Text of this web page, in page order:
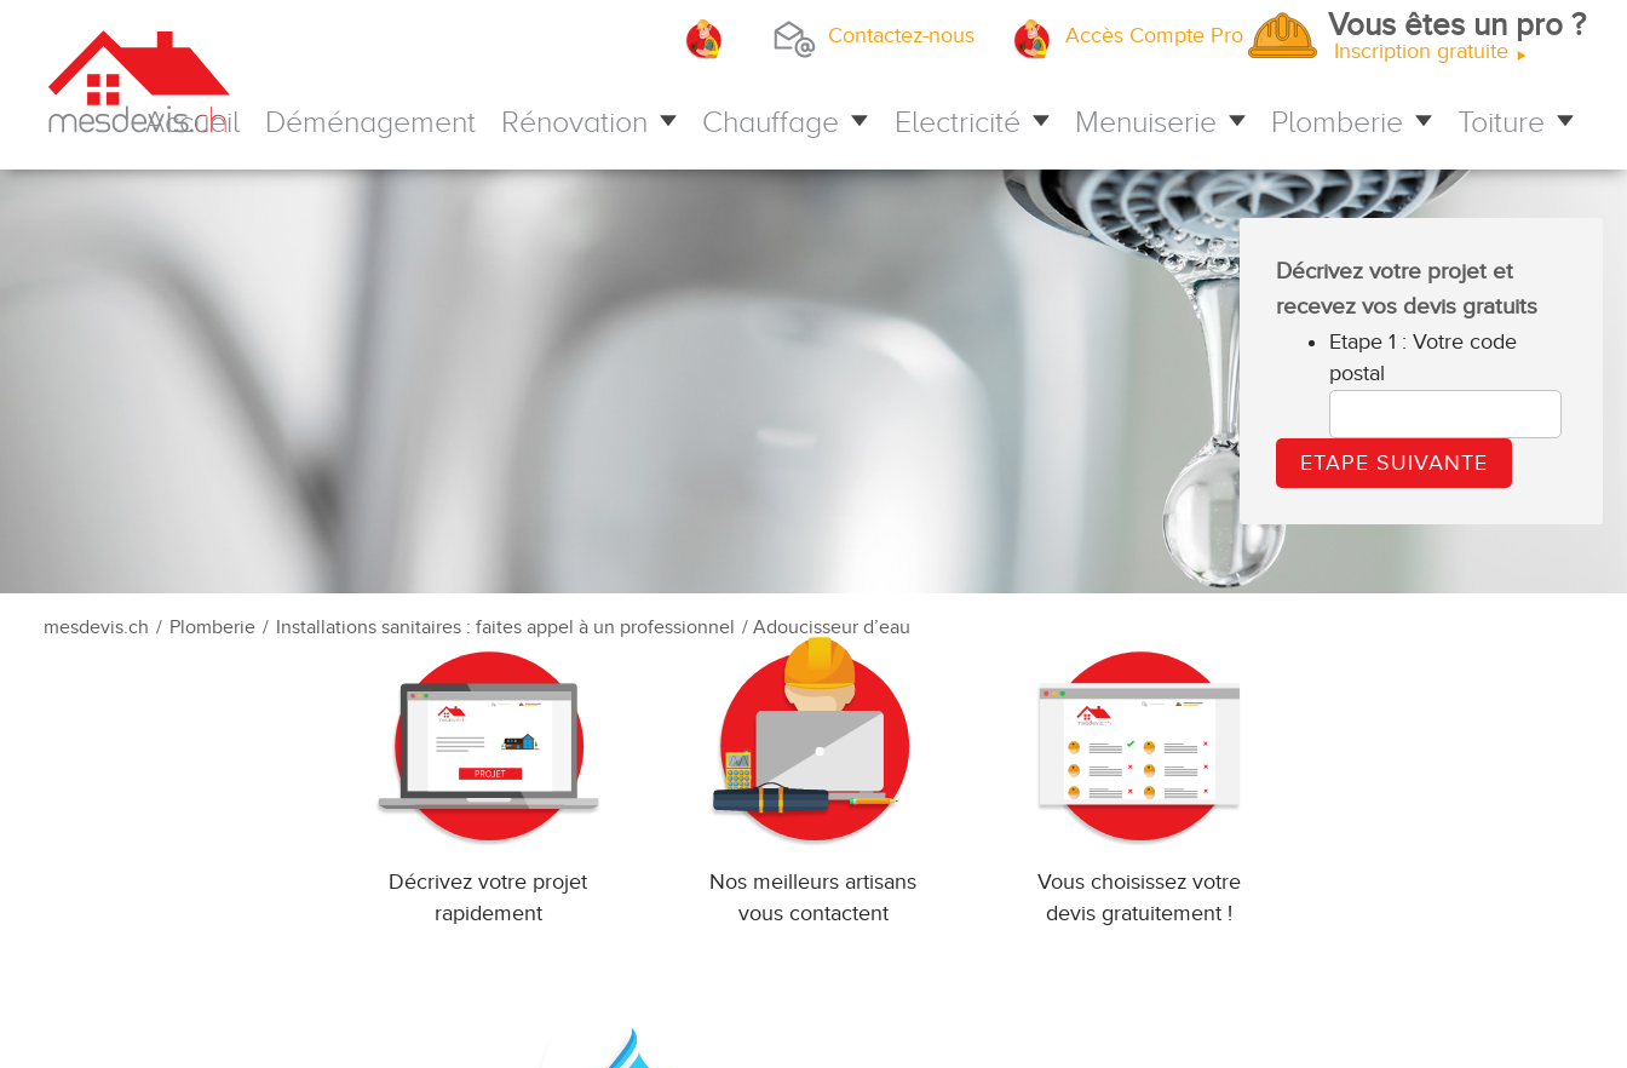
content
Contactez-nous Accès Compte Pro Vous êtes un pro ?
Inscription gratuite
Accueil Déménagement Rénovation Chauffage Electricité Menuiserie Plomberie Toiture
Décrivez votre projet et
recevez vos devis gratuits
Etape 1 : Votre code
postal
Décrivez votre projet
rapidement
Nos meilleurs artisans
vous contactent
Vous choisissez votre
devis gratuitement !
mesdevis.ch / Plomberie / Installations sanitaires : faites appel à un professionnel / Adoucisseur d’eau